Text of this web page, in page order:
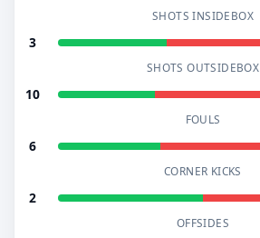
SHOTS INSIDEBOX
3
SHOTS OUTSIDEBOX
10
FOULS
6
CORNER KICKS
2
OFFSIDES